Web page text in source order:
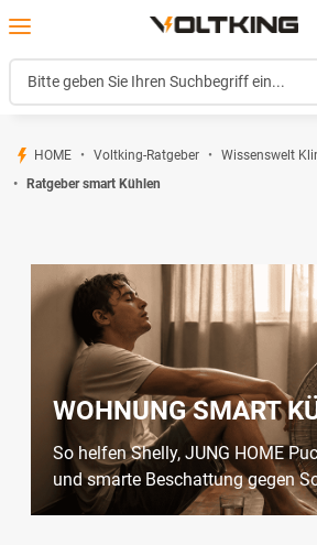
HOME Voltking-Ratgeber
Wissenswelt
Ratgeber smart Kühlen
WOHNUNG SMART
So helfen Shelly, JUNG HOME
und smarte Beschattung gegen